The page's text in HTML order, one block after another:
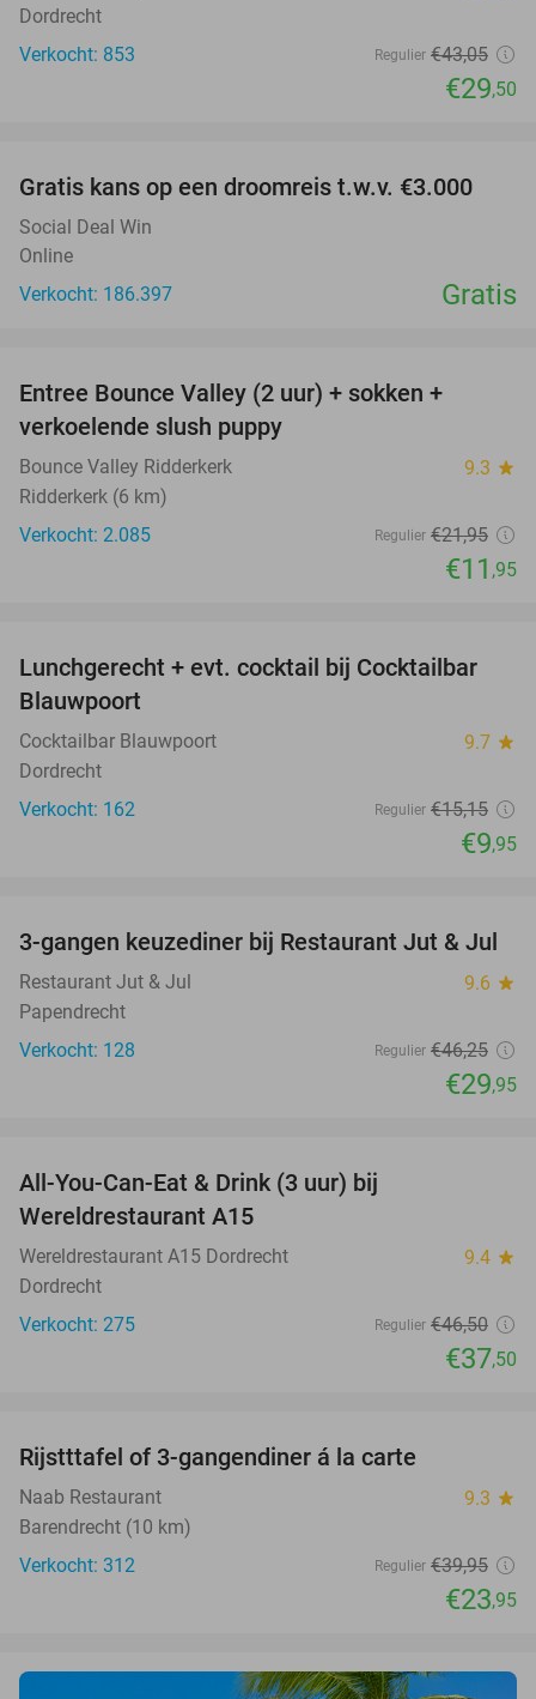
Dordrecht
Verkocht: 853
Regulier €43,05
€29,50
Gratis kans op een droomreis t.w.v. €3.000
Social Deal Win
Online
Verkocht: 186.397
Gratis
Entree Bounce Valley (2 uur) + sokken +
verkoelende slush puppy
Bounce Valley Ridderkerk 9.3 star
Ridderkerk (6 km)
Verkocht: 2.085
Regulier €21,95
€11 ,95
34%
Lunchgerecht + evt. cocktail bij Cocktailbar
Blauwpoort
Cocktailbar Blauwpoort 9.7 star
Dordrecht
Verkocht: 162
Regulier €15,15
€9,95
35%
3-gangen keuzediner bij Restaurant Jut & Jul
Restaurant Jut & Jul 9.6 star
Papendrecht
Verkocht: 128
Regulier €46,25
€29,95
All-You-Can-Eat & Drink (3 uur) bij
Wereldrestaurant A15
Wereldrestaurant A15 Dordrecht 9.4 star
Dordrecht
Verkocht: 275
Regulier €46,50
€37,50
Rijstttafel of 3-gangendiner á la carte
Naab Restaurant 9.3 star
Barendrecht (10 km)
Verkocht: 312
Regulier €39,95
€23,95